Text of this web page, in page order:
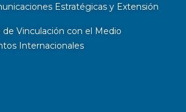
Estratégicas y Extensión
de Vinculación con el Medio
Internacionales